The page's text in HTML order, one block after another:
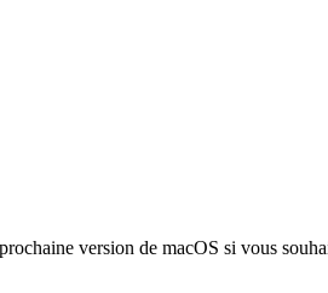
version de macOS si vous